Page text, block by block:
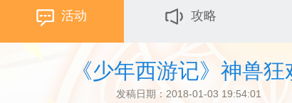
活动 攻略
《少年西游记》神兽狂
发稿日期：2018-01-03 19:54:01